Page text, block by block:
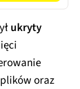
ukryty
oraz